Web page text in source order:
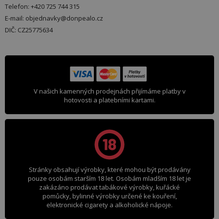
Telefon: +420 725 744 315
E-mail: objednavky@donpealo.cz
DIČ: CZ25775634
V našich kamenných prodejnách přijímáme platby v
hotovosti a platebními kartami.
Stránky obsahují výrobky, které mohou být prodávány
pouze osobám starším 18 let. Osobám mladším 18 let je
zakázáno prodávat tabákové výrobky, kuřácké
pomůcky, bylinné výrobky určené ke kouření,
elektronické cigarety a alkoholické nápoje.